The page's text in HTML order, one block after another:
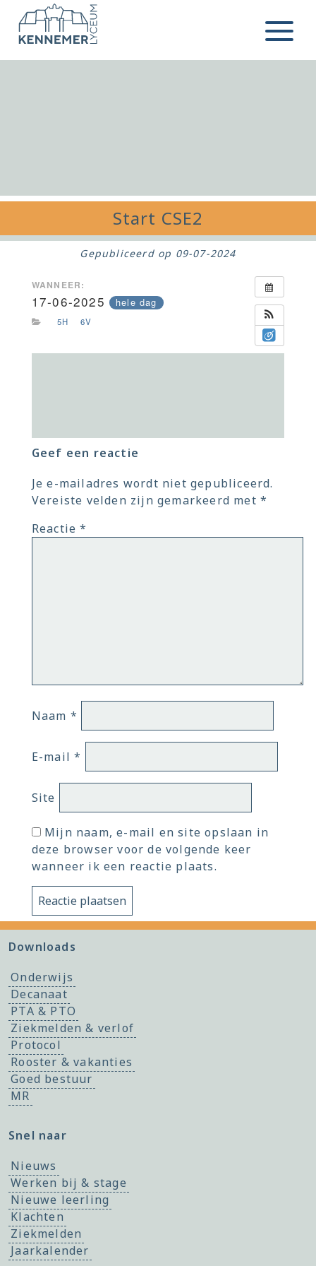
Ga naar de inhoud
Menu
Start CSE2
Gepubliceerd op 09-07-2024
WANNEER:
17-06-2025 hele dag
5H 6V
Geef een reactie
Je e-mailadres wordt niet gepubliceerd.
Vereiste velden zijn gemarkeerd met *
Reactie*
Naam *
E-mail*
Site
Mijn naam, e-mail en site opslaan in
deze browser voor de volgende keer
wanneer ik een reactie plaats.
Downloads
Onderwijs
Decanaat
PTA & PTO
Ziekmelden & verlof
Protocol
Rooster & vakanties
Goed bestuur
MR
Snel naar
Nieuws
Werken bij & stage
Nieuwe leerling
Klachten
Ziekmelden
Jaarkalender